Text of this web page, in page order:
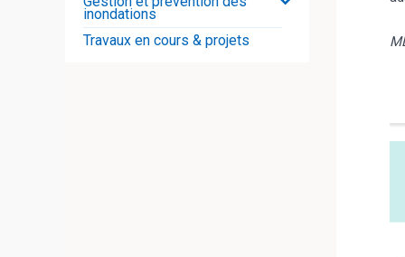
inondations
Travaux en cours & projets